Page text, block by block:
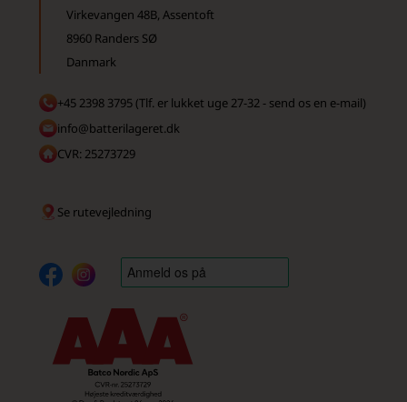
Virkevangen 48B, Assentoft
8960 Randers SØ
Danmark
+45 2398 3795 (Tlf. er lukket uge 27-32 - send os en e-mail)
info@batterilageret.dk
CVR: 25273729
Se rutevejledning